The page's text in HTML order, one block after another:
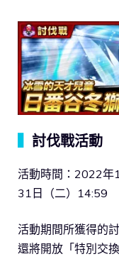
討伐戰活動
活動時間：2022
31日（二）14:59
活動期間所獲得的
還將開放「特別交